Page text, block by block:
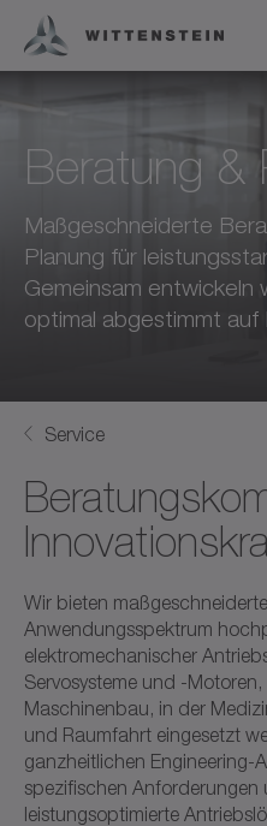
Beratung &
Maßgeschneiderte
Planung für
Gemeinsam
optimal abgestimmt auf
Service
Wir bieten
Anwendungsspektrum
elektromechanischer
Servosysteme und -
Maschinenbau, in der
und Raumfahrt eingesetzt
ganzheitlichen Engineering-
spezifischen Anforderungen
leistungsoptimierte